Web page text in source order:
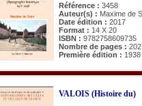
Référence : 3458
Auteur(s) : Maxime de
Date édition : 2017
Format : 14 X 20
ISBN : 9782758609735
Nombre de pages : 202
Première édition : 1938
VALOIS (Histoire du)